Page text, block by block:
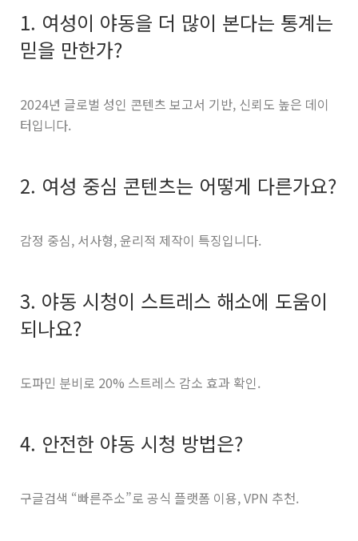
1. 여성이 야동을 더 많이 본다는 통계는
믿을 만한가?
2024년 글로벌 성인 콘텐츠 보고서 기반, 신뢰도 높은 데이
터입니다.
2. 여성 중심 콘텐츠는 어떻게 다른가요?
감정 중심, 서사형, 윤리적 제작이 특징입니다.
3. 야동 시청이 스트레스 해소에 도움이
되나요?
도파민 분비로 20% 스트레스 감소 효과 확인.
4. 안전한 야동 시청 방법은?
구글검색 “빠른주소”로 공식 플랫폼 이용, VPN 추천.